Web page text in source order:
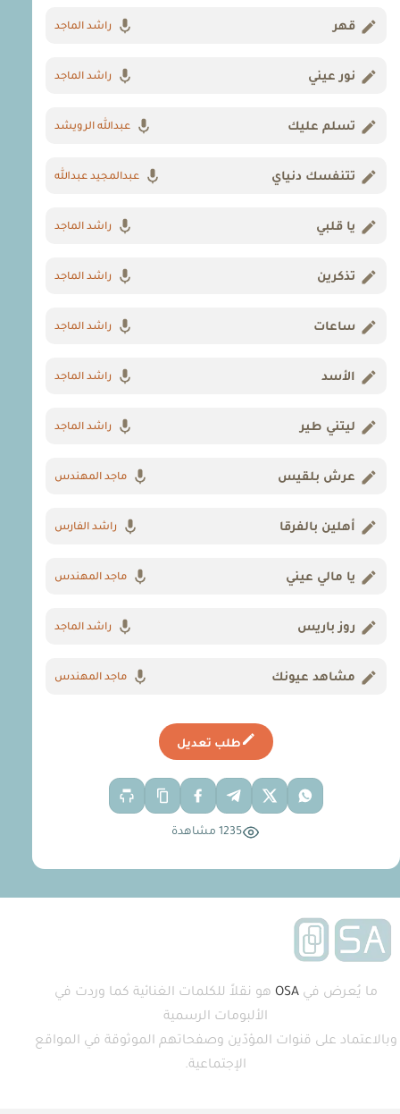
قهر راشد الماجد
نور عيني راشد الماجد
تسلم عليك عبدالله الرويشد
تتنفسك دنياي عبدالمجيد عبدالله
يا قلبي راشد الماجد
تذكرين راشد الماجد
ساعات راشد الماجد
الأسد راشد الماجد
ليتني طير راشد الماجد
عرش بلقيس ماجد المهندس
أهلين بالفرقا راشد الفارس
يا مالي عيني ماجد المهندس
روز باريس راشد الماجد
مشاهد عيونك ماجد المهندس
طلب تعديل
1235 مشاهدة
ما يُعرض فيOSA هو نقلاً للكلمات الغنائية كما وردت في
الألبومات الرسمية
وبالاعتماد على قنوات المؤدّين وصفحاتهم الموثوقة في المواقع
الإجتماعية.